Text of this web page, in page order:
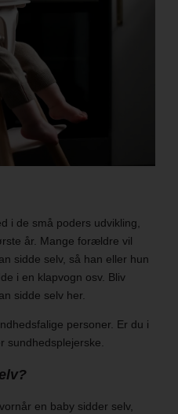
i de små poders udvikling,
år. Mange forældre vil
sidde selv, så han eller hun
i en klapvogn osv. Bliv
sidde selv her.
personer. Er du i
en baby sidder selv,